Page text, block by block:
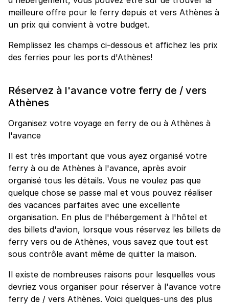
meilleure offre pour le ferry depuis et vers Athènes à
un prix qui convient à votre budget.
Remplissez les champs ci-dessous et affichez les prix
des ferries pour les ports d'Athènes!
Réservez à l'avance votre ferry de / vers
Athènes
Organisez votre voyage en ferry de ou à Athènes à
l'avance
Il est très important que vous ayez organisé votre
ferry à ou de Athènes à l'avance, après avoir
organisé tous les détails. Vous ne voulez pas que
quelque chose se passe mal et vous pouvez réaliser
des vacances parfaites avec une excellente
organisation. En plus de l'hébergement à l'hôtel et
des billets d'avion, lorsque vous réservez les billets de
ferry vers ou de Athènes, vous savez que tout est
sous contrôle avant même de quitter la maison.
Il existe de nombreuses raisons pour lesquelles vous
devriez vous organiser pour réserver à l'avance votre
ferry de / vers Athènes. Voici quelques-uns des plus